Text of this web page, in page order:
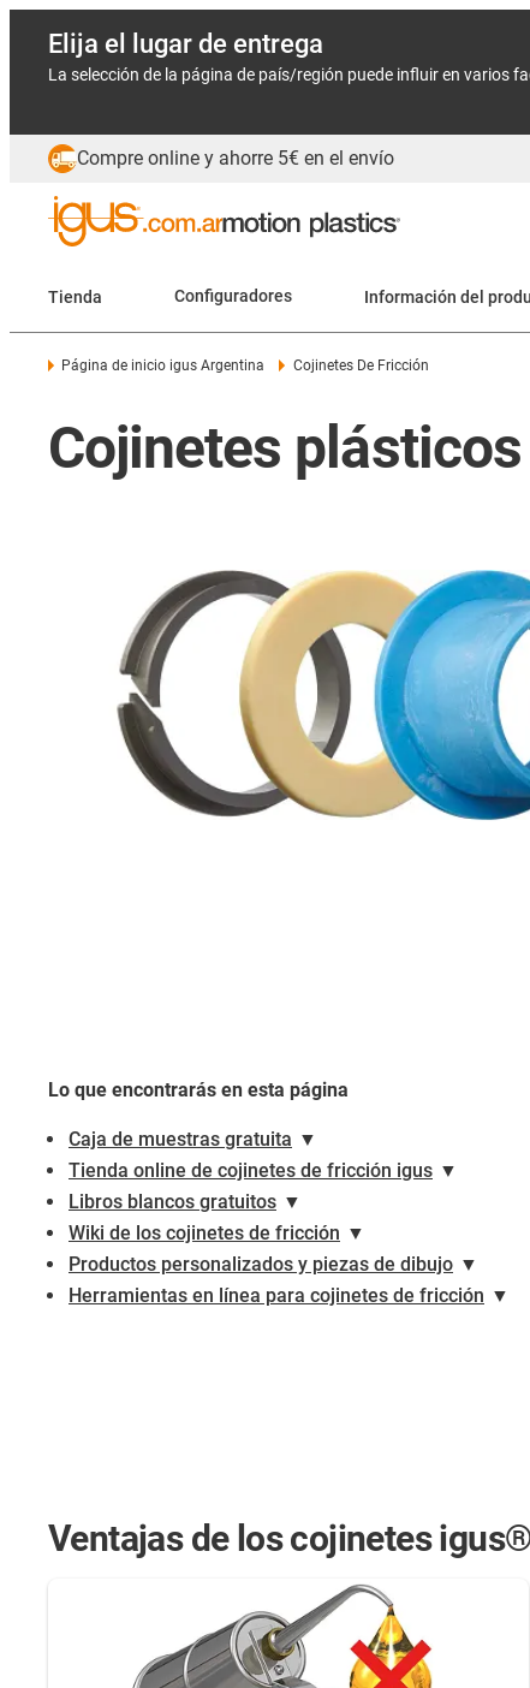
Elija el lugar de entrega
La selección de la página de país/región puede influir en varios
Compre online y ahorre 5€ en el envío
Tienda Configuradores Información del
Página de inicio igus Argentina Cojinetes De Fricción
Cojinetes
Lo que encontrarás en esta página
Caja de muestras gratuita ▼
Tienda online de cojinetes de fricción igus ▼
Libros blancos gratuitos ▼
Wiki de los cojinetes de fricción ▼
Productos personalizados y piezas de dibujo ▼
Herramientas en línea para cojinetes de fricción ▼
Ventajas de los cojinetes igus®